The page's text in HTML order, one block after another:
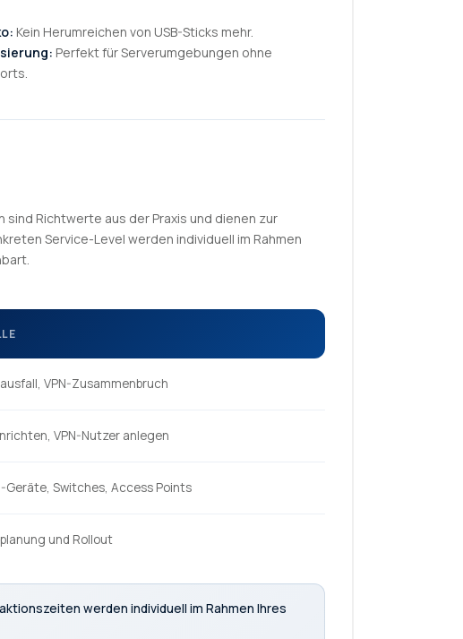
Kein Herumreichen von USB-Sticks mehr.
Perfekt für Serverumgebungen ohne
sind Richtwerte aus der Praxis und dienen zur
Service-Level werden individuell im Rahmen
VPN-Zusammenbruch
VPN-Nutzer anlegen
Geräte, Switches, Access Points
und Rollout
werden individuell im Rahmen Ihres